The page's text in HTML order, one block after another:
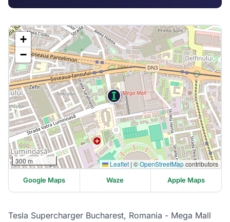
Tesla Supercharger Bucharest, Romania - Mega Mall
+
−
300 m Leaflet | ©OpenStreetMapcontributors
Google Maps Waze Apple Maps